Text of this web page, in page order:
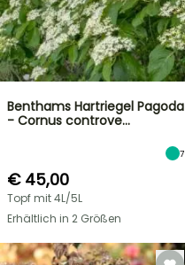
Benthams Hartriegel Pagoda
- Cornus controve…
7
€ 45,00
Topf mit 4L/5L
Erhältlich in 2 Größen